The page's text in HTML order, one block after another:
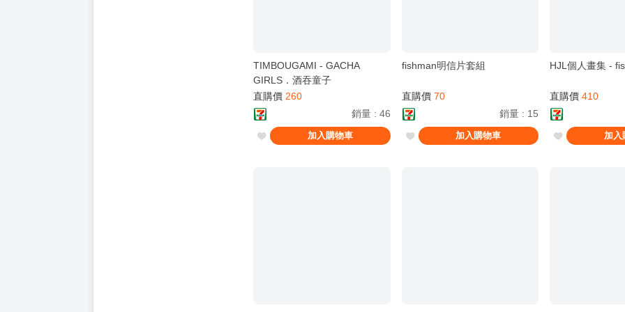
TIMBOUGAMI - GACHA
GIRLS．酒吞童子
直購價 260
銷量 : 46
加入購物車
fishman明信片套組
直購價 70
銷量 : 15
加入購物車
HJL個人畫集 -
直購價 410
加入